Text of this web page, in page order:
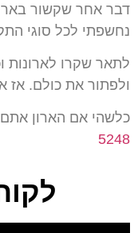
דבר אחר שקשור
נחשפתי לכל סוגי
לתאר שקרו לארונות
ולפתור את כולם. אז
כלשהי אם הארון אתם
5248